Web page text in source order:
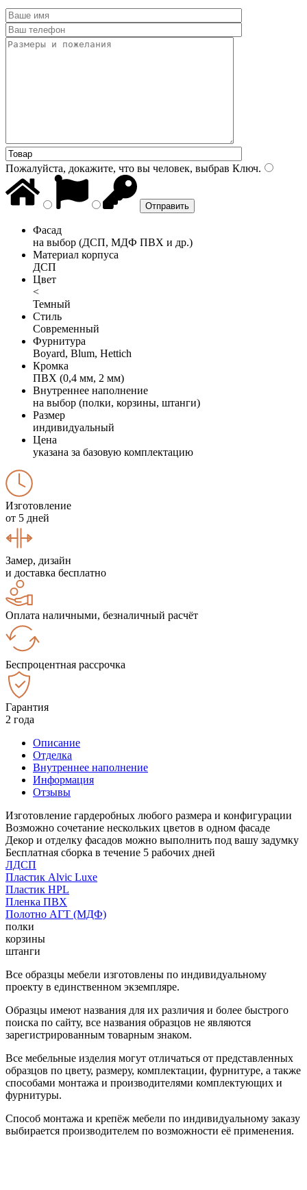
Пожалуйста, докажите, что вы человек, выбрав Ключ.
Фасад
на выбор (ДСП, МДФ ПВХ и др.)
Материал корпуса
ДСП
Цвет
<
Темный
Стиль
Современный
Фурнитура
Boyard, Blum, Hettich
Кромка
ПВХ (0,4 мм, 2 мм)
Внутреннее наполнение
на выбор (полки, корзины, штанги)
Размер
индивидуальный
Цена
указана за базовую комплектацию
Изготовление
от 5 дней
Замер, дизайн
и доставка бесплатно
Оплата наличными, безналичный расчёт
Беспроцентная рассрочка
Гарантия
2 года
Описание
Отделка
Внутреннее наполнение
Информация
Отзывы
Изготовление гардеробных любого размера и конфигурации
Возможно сочетание нескольких цветов в одном фасаде
Декор и отделку фасадов можно выполнить под вашу задумку
Бесплатная сборка в течение 5 рабочих дней
ЛДСП
Пластик Alvic Luxe
Пластик HPL
Пленка ПВХ
Полотно АГТ (МДФ)
полки
корзины
штанги
Все образцы мебели изготовлены по индивидуальному
проекту в единственном экземпляре.
Образцы имеют названия для их различия и более быстрого
поиска по сайту, все названия образцов не являются
зарегистрированным товарным знаком.
Все мебельные изделия могут отличаться от представленных
образцов по цвету, размеру, комплектации, фурнитуре, а также
способами монтажа и производителями комплектующих и
фурнитуры.
Способ монтажа и крепёж мебели по индивидуальному заказу
выбирается производителем по возможности её применения.